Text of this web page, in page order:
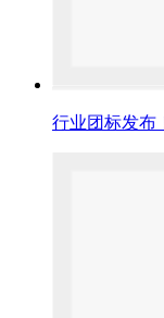
行业团标发布